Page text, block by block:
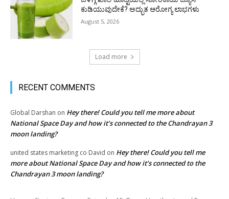
ಕುಡಿಯುವುದೇಕೆ? ಅದ್ಭುತ ಆರೋಗ್ಯ ಲಾಭಗಳು
August 5, 2026
Load more
RECENT COMMENTS
Global Darshan on Hey there! Could you tell me more about
National Space Day and how it’s connected to the Chandrayan 3
moon landing?
united states marketing co David on Hey there! Could you tell me
more about National Space Day and how it’s connected to the
Chandrayan 3 moon landing?